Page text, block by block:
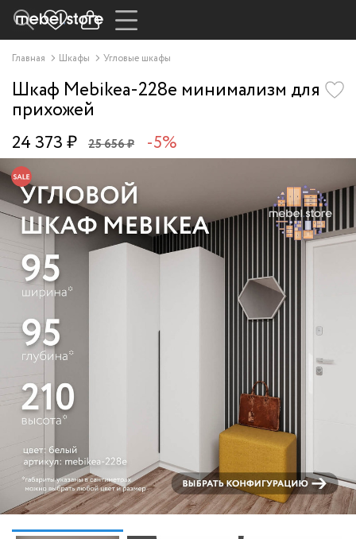
Главная Шкафы Угловые шкафы
Шкаф Mebikea-228e минимализм для
прихожей
24 373 ₽ 25 656 ₽ -5%